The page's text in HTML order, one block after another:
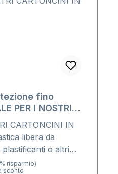
fino
PER I NOSTRI
CARTONCINI IN
libera da
o altri
lungo aperto -
risparmio)
sconto